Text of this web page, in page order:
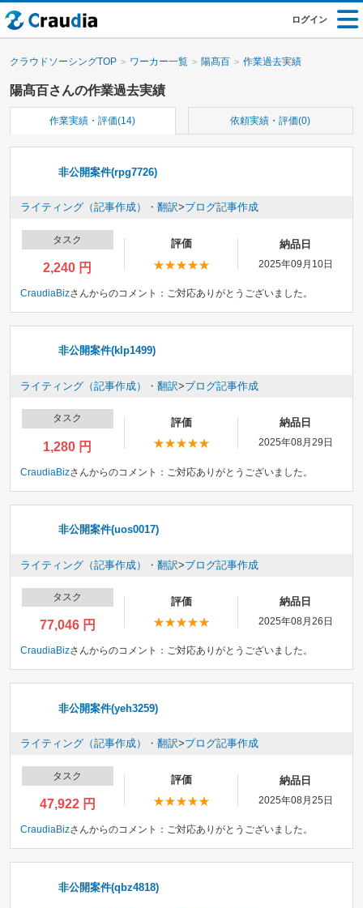
ログイン
クラウドソーシングTOP ワーカー一覧 陽髙百 作業過去実績
陽髙百さんの作業過去実績
作業実績・評価(14) 依頼実績・評価(0)
非公開案件(rpg7726)
ライティング（記事作成）・翻訳>ブログ記事作成
タスク
2,240 円
評価 納品日
2025年09月10日
CraudiaBizさんからのコメント： ご対応ありがとうございました。
非公開案件(klp1499)
ライティング（記事作成）・翻訳>ブログ記事作成
タスク
1,280 円
評価 納品日
2025年08月29日
CraudiaBizさんからのコメント： ご対応ありがとうございました。
非公開案件(uos0017)
ライティング（記事作成）・翻訳>ブログ記事作成
タスク
77,046 円
評価 納品日
2025年08月26日
CraudiaBizさんからのコメント： ご対応ありがとうございました。
非公開案件(yeh3259)
ライティング（記事作成）・翻訳>ブログ記事作成
タスク
47,922 円
評価 納品日
2025年08月25日
CraudiaBizさんからのコメント： ご対応ありがとうございました。
非公開案件(qbz4818)